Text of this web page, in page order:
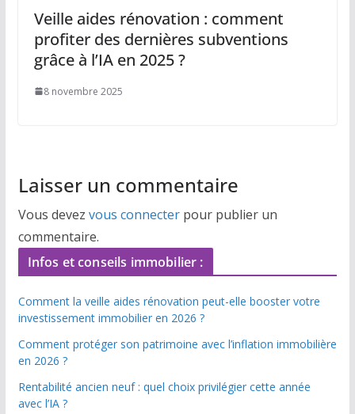
Veille aides rénovation : comment
profiter des dernières subventions
grâce à l’IA en 2025 ?
8 novembre 2025
Laisser un commentaire
Vous devez vous connecterpour publier un
commentaire.
Infos et conseils immobilier :
Comment la veille aides rénovation peut-elle booster votre
investissement immobilier en 2026 ?
Comment protéger son patrimoine avec l’inflation immobilière
en 2026 ?
Rentabilité ancien neuf : quel choix privilégier cette année
avec l’IA ?